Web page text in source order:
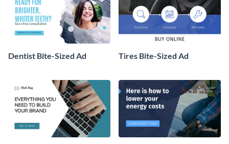
Dentist Bite-Sized Ad Tires Bite-Sized Ad